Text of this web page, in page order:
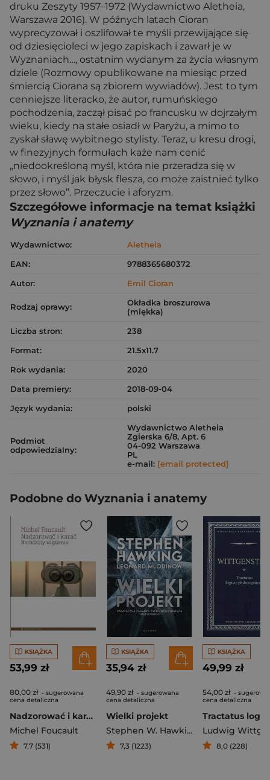
druku Zeszyty 1957–1972 (Wydawnictwo Aletheia,
Warszawa 2016). W późnych latach Cioran
wyprecyzował i oszlifował te myśli przewijające się
od dziesięcioleci w jego zapiskach i zawarł je w
Wyznaniach…, ostatnim wydanym za życia własnym
dziele (Rozmowy opublikowane na miesiąc przed
śmiercią Ciorana są zbiorem wywiadów). Jest to tym
cenniejsze literacko, że autor, rumuńskiego
pochodzenia, zaczął pisać po francusku w dojrzałym
wieku, kiedy na stałe osiadł w Paryżu, a mimo to
zyskał sławę wybitnego stylisty. Teraz, u kresu drogi,
w finezyjnych formułach każe nam cenić
„niedookreśloną myśl, która nie przeradza się w
słowo, i myśl jak błysk flesza, co może zaistnieć tylko
przez słowo”. Przeczucie i aforyzm.
Szczegółowe informacje na temat książki
Wyznania i anatemy
Wydawnictwo:
Aletheia
EAN:
9788365680372
Autor:
Emil Cioran
Rodzaj oprawy:
Okładka broszurowa
(miękka)
Liczba stron:
238
Format:
21.5x11.7
Rok wydania:
2020
Data premiery:
2018-09-04
Język wydania:
polski
Podmiot
odpowiedzialny:
Wydawnictwo Aletheia
Zgierska 6/8, Apt. 6
04-092 Warszawa
PL
e-mail: [email protected]
Podobne do Wyznania i anatemy
KSIĄŻKA
53,99 zł
80,00 zł - sugerowana
cena detaliczna
Nadzorować i karać Narodziny więzienia
Michel Foucault
7,7 (531)
KSIĄŻKA
35,94 zł
49,90 zł - sugerowana
cena detaliczna
Wielki projekt
Stephen W. Hawking
Leonard
7,3 (1223)
KSIĄŻKA
49,99 zł
54,00 zł -
cena detaliczna
8,0 (228)